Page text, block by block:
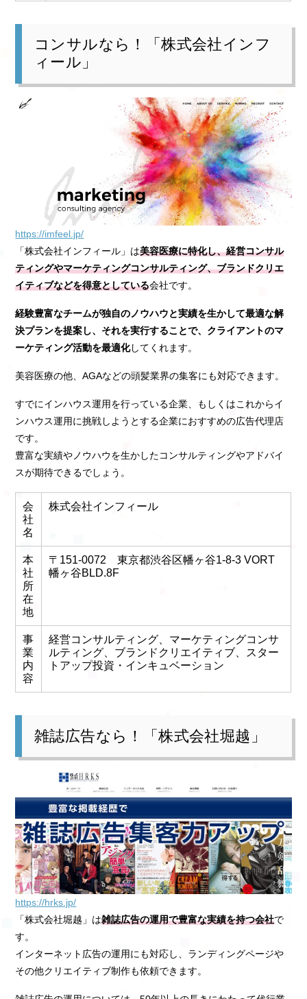
コンサルなら！「株式会社インフ
ィール」
https://imfeel.jp/
「株式会社インフィール」は美容医療に特化し、経営コンサル
ティングやマーケティングコンサルティング、ブランドクリエ
イティブなどを得意としている会社です。
経験豊富なチームが独自のノウハウと実績を生かして最適な解
決プランを提案し、それを実行することで、クライアントのマ
ーケティング活動を最適化してくれます。
美容医療の他、AGAなどの頭髪業界の集客にも対応できます。
すでにインハウス運用を行っている企業、もしくはこれからイ
ンハウス運用に挑戦しようとする企業におすすめの広告代理店
です。
豊富な実績やノウハウを生かしたコンサルティングやアドバイ
スが期待できるでしょう。
会
社
名
株式会社インフィール
本
社
所
在
地
〒151-0072 東京都渋谷区幡ヶ谷1-8-3 VORT
幡ヶ谷BLD.8F
事
業
内
容
経営コンサルティング、マーケティングコンサ
ルティング、ブランドクリエイティブ、スター
トアップ投資・インキュベーション
雑誌広告なら！「株式会社堀越」
https://hrks.jp/
「株式会社堀越」は雑誌広告の運用で豊富な実績を持つ会社で
す。
インターネット広告の運用にも対応し、ランディングページや
その他クリエイティブ制作も依頼できます。